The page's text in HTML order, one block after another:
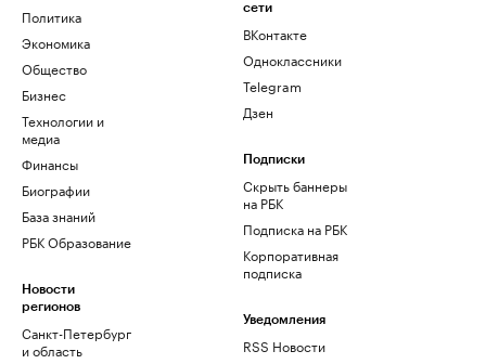
Политика
Экономика
Общество
Бизнес
Технологии и
медиа
Финансы
Биографии
База знаний
РБК Образование
Новости
регионов
Санкт-Петербург
и область
сети
ВКонтакте
Одноклассники
Telegram
Дзен
Подписки
Скрыть баннеры
на РБК
Подписка на РБК
Корпоративная
подписка
Уведомления
RSS Новости